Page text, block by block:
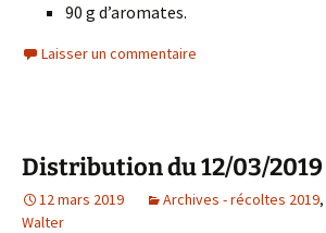
90 g d’aromates.
Laisser un commentaire
Distribution du 12/03/2019
12 mars 2019 Archives - récoltes 2019,
Walter